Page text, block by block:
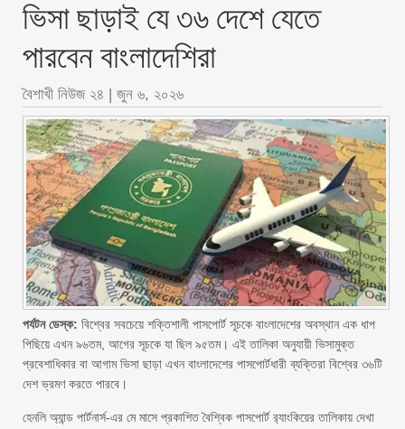
ভিসা ছাড়াই যে ৩৬ দেশে যেতে
পারবেন বাংলাদেশিরা
বৈশাখী নিউজ ২৪ | জুন ৬, ২০২৬
পর্যটন ডেস্ক: বিশ্বের সবচেয়ে শক্তিশালী পাসপোর্ট সূচকে বাংলাদেশের অবস্থান এক ধাপ
পিছিয়ে এখন ৯৬তম, আগের সূচকে যা ছিল ৯৫তম। এই তালিকা অনুযায়ী ভিসামুক্ত
প্রবেশাধিকার বা আগাম ভিসা ছাড়া এখন বাংলাদেশের পাসপোর্টধারী ব্যক্তিরা বিশ্বের ৩৬টি
দেশ ভ্রমণ করতে পারবে।
হেনলি অ্যান্ড পার্টনার্স-এর মে মাসে প্রকাশিত বৈশ্বিক পাসপোর্ট র‌্যাংকিয়ের তালিকায় দেখা